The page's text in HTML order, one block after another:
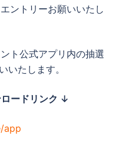
ントリーお願いいたし
ト公式アプリ内の抽選
いたします。
ードリンク ↓
app